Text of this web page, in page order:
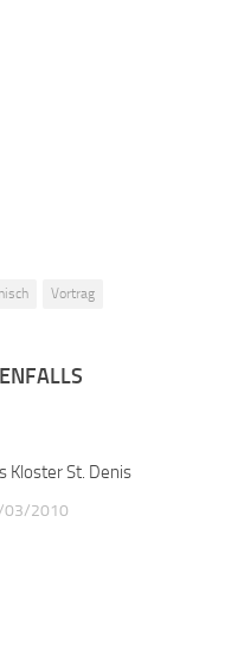
Vortrag
Kloster St. Denis
03/2010